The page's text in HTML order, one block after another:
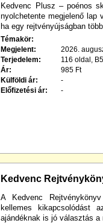
Kedvenc Plusz – poénos
nyolchetente megjelenő lap
ha egy rejtvényújságban
Témakör:
Megjelent:
2026.
Terjedelem:
116 oldal,
Ár:
985 Ft
Külföldi ár:
-
Előfizetési ár:
-
Kedvenc
A Kedvenc
kellemes kikapcsolódást
ajándéknak is jó választás